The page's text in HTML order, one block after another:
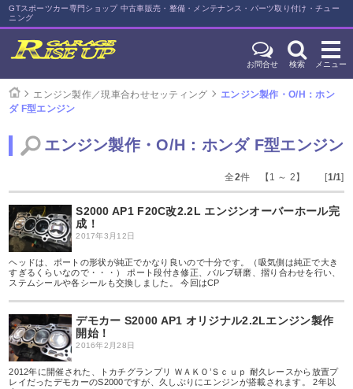
GTスポーツカー専門ショップ 中古車販売・整備・メンテナンス・パーツ取り付け・チュー
ニング
お問合せ 検索 メニュー
エンジン製作／現車合わせセッティング
エンジン製作・O/H：ホン
ダ F型エンジン
エンジン製作・O/H：ホンダ F型エンジン
全2件 【1 ～ 2】 [1/1]
S2000 AP1 F20C改2.2L エンジンオーバーホール完
成！
2017年3月12日
ヘッドは、ポートの形状が純正でかなり良いので十分です。（吸気側は純正で大き
すぎるくらいなので・・・） ポート段付き修正、バルブ研磨、摺り合わせを行い、
ステムシールや各シールも交換しました。 今回はCP
デモカー S2000 AP1 オリジナル2.2Lエンジン製作
開始！
2016年2月28日
2012年に開催された、トカチグランプリ ＷＡＫＯ’Ｓｃｕｐ 耐久レースから放置プ
レイだったデモカーのS2000ですが、久しぶりにエンジンが搭載されます。 2年以